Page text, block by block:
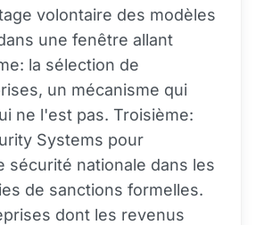
volontaire des modèles
une fenêtre allant
la sélection de
un mécanisme qui
ne l'est pas. Troisième:
Systems pour
nationale dans les
de sanctions formelles.
dont les revenus